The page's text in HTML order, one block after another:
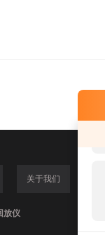
关于我们
放仪